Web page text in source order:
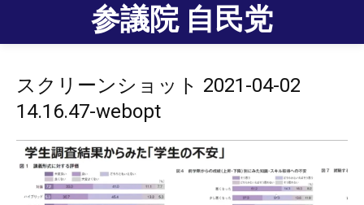
参議院 自民党
スクリーンショット 2021-04-02
14.16.47-webopt